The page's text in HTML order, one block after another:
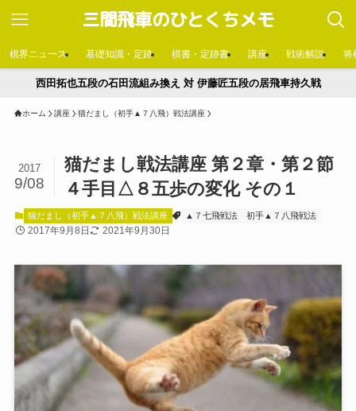
三間飛車のひとくちメモ
棋界ニュース 基礎知識・定跡 棋書・定跡書 講座 戦術解説 将
西田拓也五段の石田流組み換え 対 伊藤匠五段の居飛車持久戦
ホーム 講座 猫だまし（初手▲７八飛）戦法講座
猫だまし戦法講座 第２章・第２節
４手目△８五歩の変化 その１
2017
9/08
猫だまし（初手▲７八飛）戦法講座 ▲７七飛戦法 初手▲７八飛戦法
2017年9月8日 2021年9月30日